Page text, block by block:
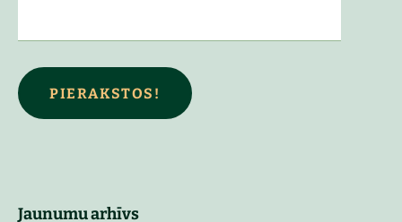
PIERAKSTOS!
Jaunumu arhīvs